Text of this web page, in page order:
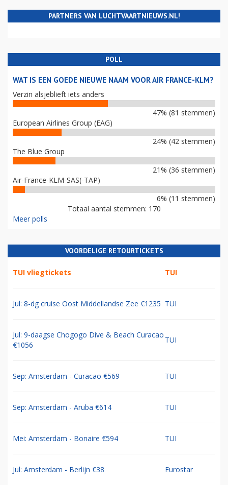
PARTNERS VAN LUCHTVAARTNIEUWS.NL!
POLL
WAT IS EEN GOEDE NIEUWE NAAM VOOR AIR FRANCE-KLM?
Verzin alsjeblieft iets anders
47% (81 stemmen)
European Airlines Group (EAG)
24% (42 stemmen)
The Blue Group
21% (36 stemmen)
Air-France-KLM-SAS(-TAP)
6% (11 stemmen)
Totaal aantal stemmen: 170
Meer polls
VOORDELIGE RETOURTICKETS
TUI vliegtickets TUI
Jul: 8-dg cruise Oost Middellandse Zee €1235 TUI
Jul: 9-daagse Chogogo Dive & Beach Curacao
€1056
TUI
Sep: Amsterdam - Curacao €569 TUI
Sep: Amsterdam - Aruba €614 TUI
Mei: Amsterdam - Bonaire €594 TUI
Jul: Amsterdam - Berlijn €38 Eurostar